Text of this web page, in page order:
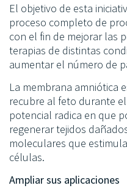
El objetivo de esta
proceso completo de
con el fin de mejorar las
terapias de distintas
aumentar el número de
La membrana amniótica
recubre al feto durante
potencial radica en que
regenerar tejidos
moleculares que
células.
Ampliar sus aplicaciones